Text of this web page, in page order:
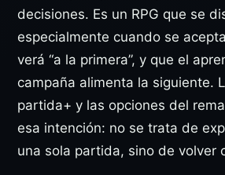
decisiones. Es un RPG que se
especialmente cuando se
verá “a la primera”, y que el
campaña alimenta la siguiente.
partida+ y las opciones del
esa intención: no se trata de
una sola partida, sino de volver